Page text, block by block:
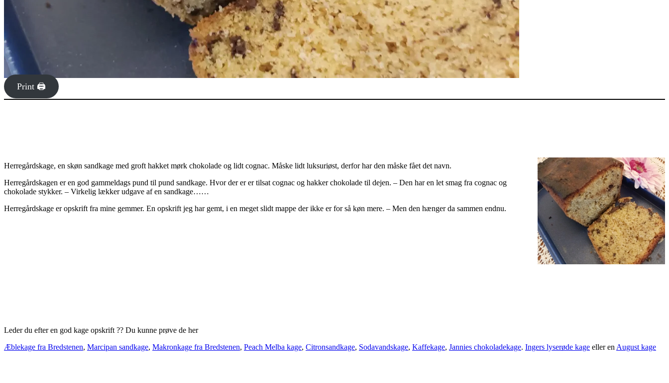
Print 🖨
Herregårdskage, en skøn sandkage med groft hakket mørk chokolade og lidt cognac. Måske lidt luksuriøst, derfor har den måske fået det navn.
Herregårdskagen er en god gammeldags pund til pund sandkage. Hvor der er er tilsat cognac og hakker chokolade til dejen. – Den har en let smag fra cognac og
chokolade stykker. – Virkelig lækker udgave af en sandkage……
Herregårdskage er opskrift fra mine gemmer. En opskrift jeg har gemt, i en meget slidt mappe der ikke er for så køn mere. – Men den hænger da sammen endnu.
Leder du efter en god kage opskrift ?? Du kunne prøve de her
Æblekage fra Bredstenen, Marcipan sandkage, Makronkage fra Bredstenen, Peach Melba kage, Citronsandkage, Sodavandskage, Kaffekage, Jannies chokoladekage. Ingers lyserøde kage eller en August kage